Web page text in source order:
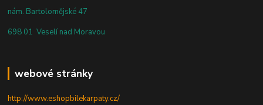
nám. Bartolomějské 47
698 01 Veselí nad Moravou
webové stránky
http://www.eshopbilekarpaty.cz/